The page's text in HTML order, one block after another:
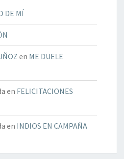
DE MÍ
en ME DUELE
en FELICITACIONES
en INDIOS EN CAMPAÑA